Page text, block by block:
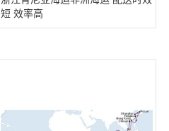
短 效率高